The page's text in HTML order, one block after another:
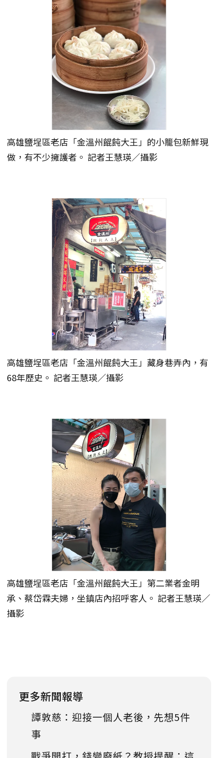
高雄鹽埕區老店「金溫州餛飩大王」的小籠包新鮮現
做，有不少擁護者。 記者王慧瑛／攝影
高雄鹽埕區老店「金溫州餛飩大王」藏身巷弄內，有
68年歷史。 記者王慧瑛／攝影
高雄鹽埕區老店「金溫州餛飩大王」第二業者金明
承、蔡岱霖夫婦，坐鎮店內招呼客人。 記者王慧瑛／
攝影
更多新聞報導
譚敦慈：迎接一個人老後，先想5件
事